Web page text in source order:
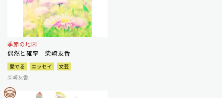
季節の地図
偶然と確率 柴崎友香
愛でる エッセイ
文芸
柴崎友香